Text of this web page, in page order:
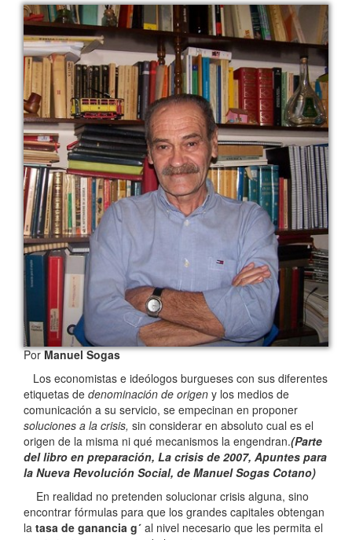
PorManuel Sogas
Los economistas e ideólogos burgueses con sus diferentes
etiquetas de denominación de origen y los medios de
comunicación a su servicio, se empecinan en proponer
soluciones a la crisis, sin considerar en absoluto cual es el
origen de la misma ni qué mecanismos la engendran.(Parte
del libro en preparación, La crisis de 2007, Apuntes para
la Nueva Revolución Social, de Manuel Sogas Cotano)
En realidad no pretenden solucionar crisis alguna, sino
encontrar fórmulas para que los grandes capitales obtengan
la tasa de ganancia g´ al nivel necesario que les permita el